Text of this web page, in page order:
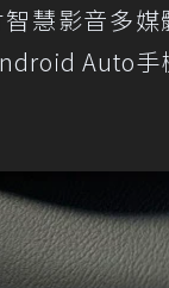
慧影音多媒
Auto手